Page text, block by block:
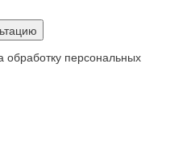
обработку персональных